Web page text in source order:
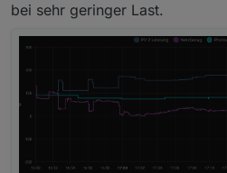
bei sehr geringer Last.